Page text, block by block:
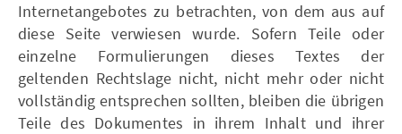
Internetangebotes zu betrachten, von dem aus auf
diese Seite verwiesen wurde. Sofern Teile oder
einzelne Formulierungen dieses Textes der
geltenden Rechtslage nicht, nicht mehr oder nicht
vollständig entsprechen sollten, bleiben die übrigen
Teile des Dokumentes in ihrem Inhalt und ihrer